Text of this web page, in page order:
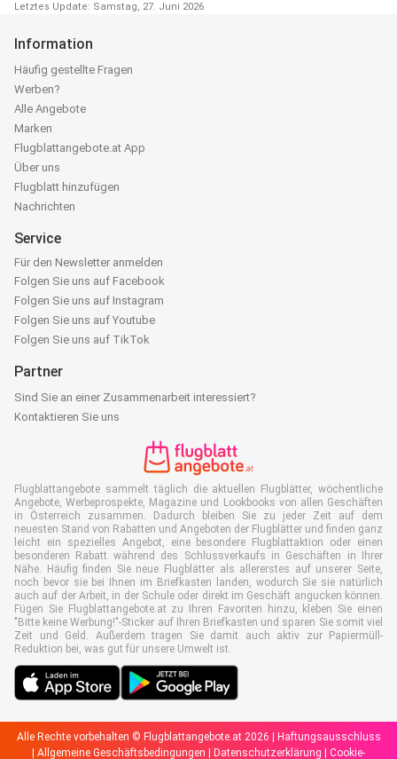
Letztes Update: Samstag, 27. Juni 2026
Information
Häufig gestellte Fragen
Werben?
Alle Angebote
Marken
Flugblattangebote.at App
Über uns
Flugblatt hinzufügen
Nachrichten
Service
Für den Newsletter anmelden
Folgen Sie uns auf Facebook
Folgen Sie uns auf Instagram
Folgen Sie uns auf Youtube
Folgen Sie uns auf TikTok
Partner
Sind Sie an einer Zusammenarbeit interessiert?
Kontaktieren Sie uns
Flugblattangebote sammelt täglich die aktuellen Flugblätter, wöchentliche
Angebote, Werbeprospekte, Magazine und Lookbooks von allen Geschäften
in Österreich zusammen. Dadurch bleiben Sie zu jeder Zeit auf dem
neuesten Stand von Rabatten und Angeboten der Flugblätter und finden ganz
leicht ein spezielles Angebot, eine besondere Flugblattaktion oder einen
besonderen Rabatt während des Schlussverkaufs in Geschäften in Ihrer
Nähe. Häufig finden Sie neue Flugblätter als allererstes auf unserer Seite,
noch bevor sie bei Ihnen im Briefkasten landen, wodurch Sie sie natürlich
auch auf der Arbeit, in der Schule oder direkt im Geschäft angucken können.
Fügen Sie Flugblattangebote.at zu Ihren Favoriten hinzu, kleben Sie einen
"Bitte keine Werbung!"-Sticker auf Ihren Briefkasten und sparen Sie somit viel
Zeit und Geld. Außerdem tragen Sie damit auch aktiv zur Papiermüll-
Reduktion bei, was gut für unsere Umwelt ist.
Alle Rechte vorbehalten © Flugblattangebote.at 2026 |
Haftungsausschluss
Allgemeine Geschäftsbedingungen Datenschutzerklärung Cookie-